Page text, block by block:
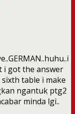
i got the answer
table i make
ngantuk ptg2
minda lgi..